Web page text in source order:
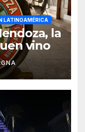
LATINOAMÉRICA
la
vino